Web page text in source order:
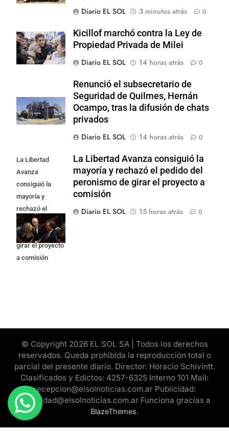
Diario EL SOL
3 minutos atrás 0
Kicillof marchó contra la Ley de
Propiedad Privada de Milei
Diario EL SOL
14 horas atrás 0
Renunció el subsecretario de
Seguridad de Quilmes, Hernán
Ocampo, tras la difusión de chats
privados
Diario EL SOL
14 horas atrás 0
La Libertad
Avanza
consiguió la
mayoría y
rechazó el
pedido del
peronismo de
girar el proyecto
a comisión
La Libertad Avanza consiguió la
mayoría y rechazó el pedido del
peronismo de girar el proyecto a
comisión
Diario EL SOL
15 horas atrás 0
© Copyright 2026 EL SOL SA | Todos los derechos
reservados. Queda prohibida la reproducción total o
parcial del presente diario. Director: Horacio Schivintt.
Clasificados y Edictos: 4257-6325 Interno 101 Mail:
recepcion@elsolnoticias.com.ar Publicidad:
publicidad@elsolnoticias.com.ar Funciona gracias a
BlazeThemes.